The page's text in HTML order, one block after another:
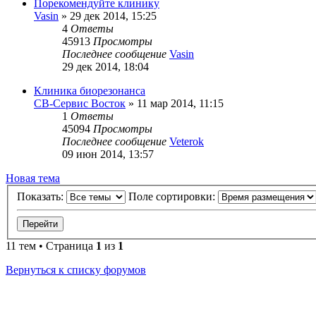
Порекомендуйте клинику
Vasin » 29 дек 2014, 15:25
4 Ответы
45913 Просмотры
Последнее сообщение Vasin
29 дек 2014, 18:04
Клиника биорезонанса
СВ-Сервис Восток » 11 мар 2014, 11:15
1 Ответы
45094 Просмотры
Последнее сообщение Veterok
09 июн 2014, 13:57
Новая тема
Показать:
Поле сортировки:
11 тем • Страница 1 из 1
Вернуться к списку форумов